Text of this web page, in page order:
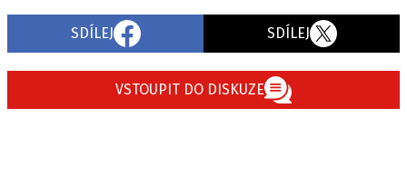
SDÍLEJ SDÍLEJ
VSTOUPIT DO DISKUZE